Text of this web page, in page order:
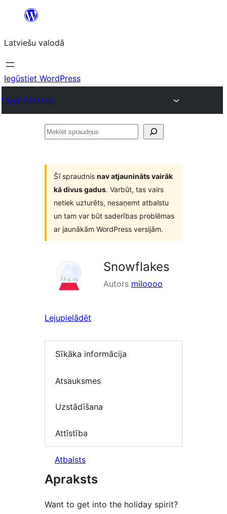
Pāriet
saturu
Latviešu valodā
Iegūstiet WordPress
Plugin Directory
Meklēt
Šī spraudnis nav atjaunināts vairāk
kā divus gadus. Varbūt, tas vairs
netiek uzturēts, nesaņemt atbalstu
un tam var būt saderības problēmas
ar jaunākām WordPress versijām.
Snowflakes
Autors miloooo
Lejupielādēt
Sīkāka informācija
Atsauksmes
Uzstādīšana
Attīstība
Atbalsts
Apraksts
Want to get into the holiday spirit?